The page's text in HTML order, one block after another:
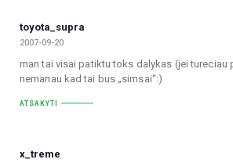
toyota_supra
2007-09-20
man tai visai patiktu toks dalykas (jei tureciau
nemanau kad tai bus „simsai“:)
ATSAKYTI
x_treme